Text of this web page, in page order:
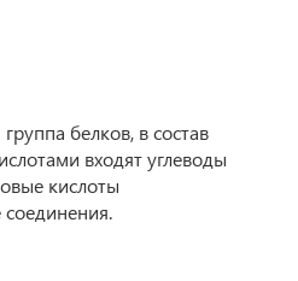
белков, в состав
входят углеводы
кислоты